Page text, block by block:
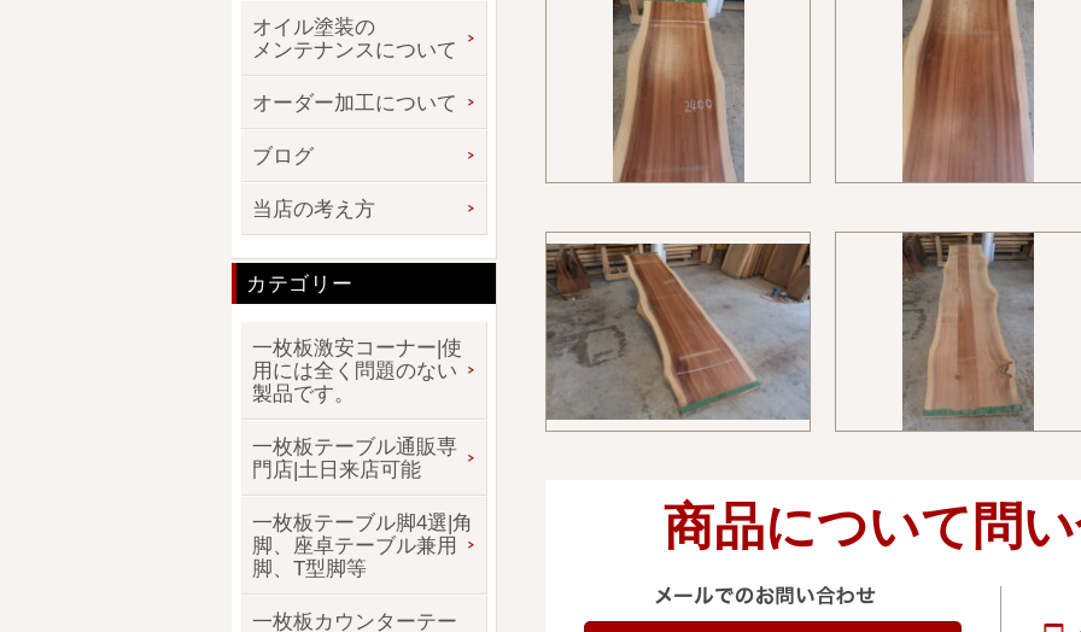
商品について問
オイル塗装の
メンテナンスについて
オーダー加工について
ブログ
当店の考え方
カテゴリー
一枚板激安コーナー|使
用には全く問題のない
製品です。
一枚板テーブル通販専
門店|土日来店可能
一枚板テーブル脚4選|角
脚、座卓テーブル兼用
脚、T型脚等
一枚板カウンターテー